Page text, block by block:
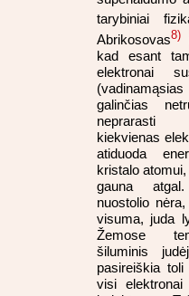
tarybiniai
Abrikosovas8)
kad esant
elektronai
galinčias
neprarasti
kiekvienas
atiduoda
kristalo
gauna
nuostolio
visuma, juda
Žemose
šiluminis
pasireiškia
visi